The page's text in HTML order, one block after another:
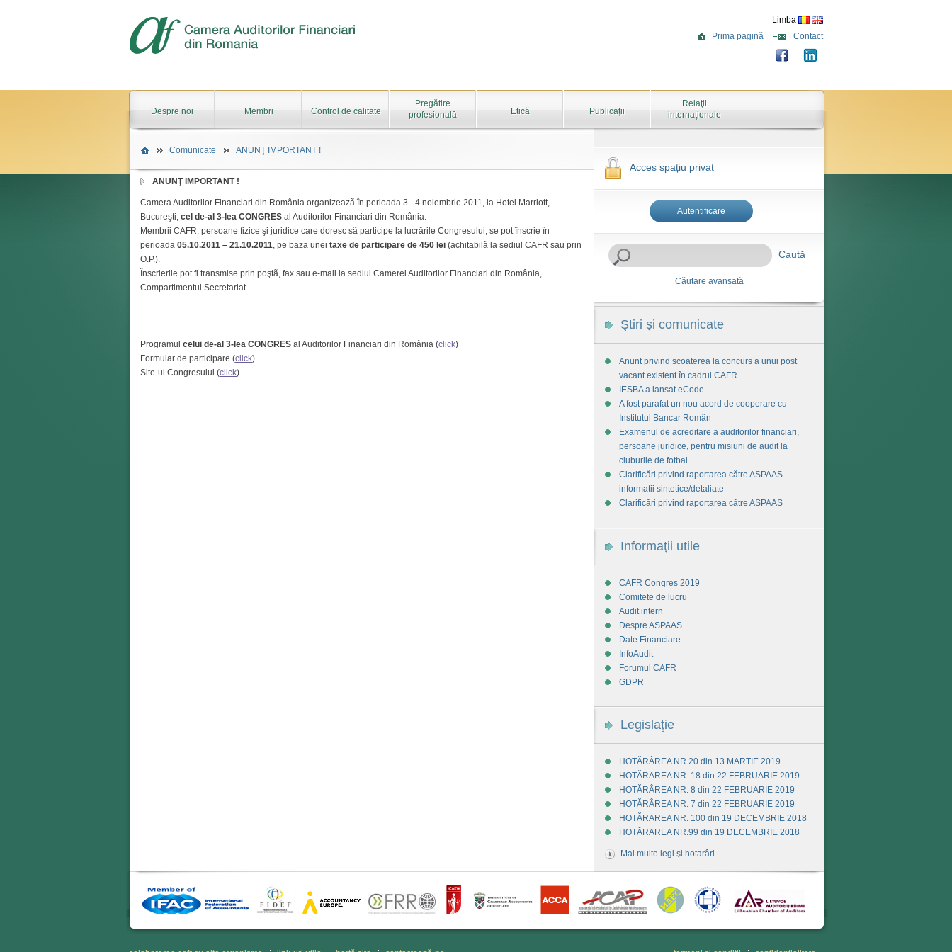
Limba
Prima pagină
Contact
Despre noi Membri Control de calitate
Pregătire
profesională
Etică Publicaţii
Relaţii
internaţionale
Comunicate ANUNŢ IMPORTANT !
ANUNŢ IMPORTANT !
Camera Auditorilor Financiari din România organizeazã în perioada 3 - 4 noiembrie 2011, la Hotel Marriott,
Bucureşti, cel de-al 3-lea CONGRES al Auditorilor Financiari din România.
Membrii CAFR, persoane fizice şi juridice care doresc sã participe la lucrările Congresului, se pot înscrie în
perioada 05.10.2011 – 21.10.2011 , pe baza unei taxe de participare de 450 lei (achitabilã la sediul CAFR sau prin
O.P.).
Înscrierile pot fi transmise prin poştã, fax sau e-mail la sediul Camerei Auditorilor Financiari din România,
Compartimentul Secretariat.
Programul celui de-al 3-lea CONGRES al Auditorilor Financiari din România (click)
Formular de participare (click)
Site-ul Congresului (click).
Acces spațiu privat
Autentificare
Caută
Căutare avansată
Ştiri şi comunicate
Anunt privind scoaterea la concurs a unui post
vacant existent în cadrul CAFR
IESBA a lansat eCode
A fost parafat un nou acord de cooperare cu
Institutul Bancar Român
Examenul de acreditare a auditorilor financiari,
persoane juridice, pentru misiuni de audit la
cluburile de fotbal
Clarificări privind raportarea către ASPAAS –
informatii sintetice/detaliate
Clarificări privind raportarea către ASPAAS
Informaţii utile
CAFR Congres 2019
Comitete de lucru
Audit intern
Despre ASPAAS
Date Financiare
InfoAudit
Forumul CAFR
GDPR
Legislaţie
HOTĂRÂREA NR.20 din 13 MARTIE 2019
HOTĂRAREA NR. 18 din 22 FEBRUARIE 2019
HOTĂRÂREA NR. 8 din 22 FEBRUARIE 2019
HOTĂRÂREA NR. 7 din 22 FEBRUARIE 2019
HOTĂRAREA NR. 100 din 19 DECEMBRIE 2018
HOTĂRAREA NR.99 din 19 DECEMBRIE 2018
Mai multe legi şi hotarâri